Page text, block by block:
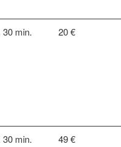
30 min. 20 €
30 min. 49 €